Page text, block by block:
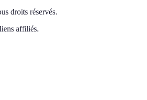
droits réservés.
affiliés.